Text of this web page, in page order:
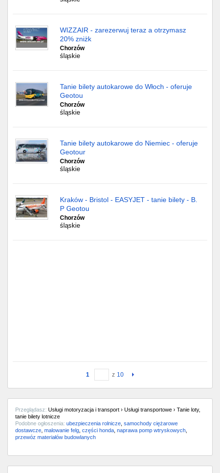
WIZZAIR - zarezerwuj teraz a otrzymasz
20% zniżk
Chorzów
śląskie
Tanie bilety autokarowe do Włoch - oferuje
Geotou
Chorzów
śląskie
Tanie bilety autokarowe do Niemiec - oferuje
Geotour
Chorzów
śląskie
Kraków - Bristol - EASYJET - tanie bilety - B.
P Geotou
Chorzów
śląskie
1 z 10
Przeglądasz: Usługi motoryzacja i transport › Usługi transportowe › Tanie loty,
tanie bilety lotnicze
Podobne ogłoszenia: ubezpieczenia rolnicze samochody ciężarowe
dostawcze malowanie felg części honda naprawa pomp wtryskowych
przewóz materiałów budowlanych